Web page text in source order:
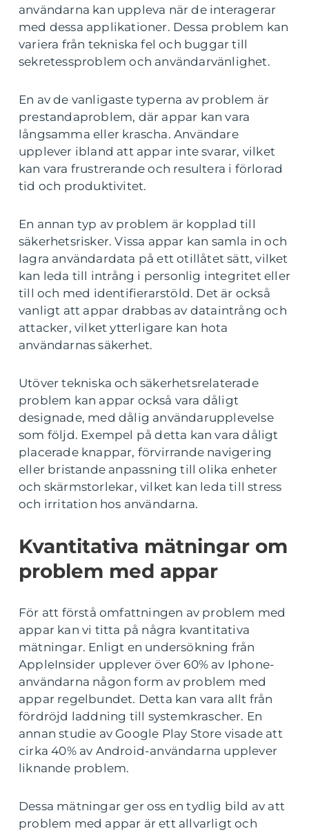
användarna kan uppleva när de interagerar
med dessa applikationer. Dessa problem kan
variera från tekniska fel och buggar till
sekretessproblem och användarvänlighet.
En av de vanligaste typerna av problem är
prestandaproblem, där appar kan vara
långsamma eller krascha. Användare
upplever ibland att appar inte svarar, vilket
kan vara frustrerande och resultera i förlorad
tid och produktivitet.
En annan typ av problem är kopplad till
säkerhetsrisker. Vissa appar kan samla in och
lagra användardata på ett otillåtet sätt, vilket
kan leda till intrång i personlig integritet eller
till och med identifierarstöld. Det är också
vanligt att appar drabbas av dataintrång och
attacker, vilket ytterligare kan hota
användarnas säkerhet.
Utöver tekniska och säkerhetsrelaterade
problem kan appar också vara dåligt
designade, med dålig användarupplevelse
som följd. Exempel på detta kan vara dåligt
placerade knappar, förvirrande navigering
eller bristande anpassning till olika enheter
och skärmstorlekar, vilket kan leda till stress
och irritation hos användarna.
Kvantitativa mätningar om
problem med appar
För att förstå omfattningen av problem med
appar kan vi titta på några kvantitativa
mätningar. Enligt en undersökning från
AppleInsider upplever över 60% av Iphone-
användarna någon form av problem med
appar regelbundet. Detta kan vara allt från
fördröjd laddning till systemkrascher. En
annan studie av Google Play Store visade att
cirka 40% av Android-användarna upplever
liknande problem.
Dessa mätningar ger oss en tydlig bild av att
problem med appar är ett allvarligt och